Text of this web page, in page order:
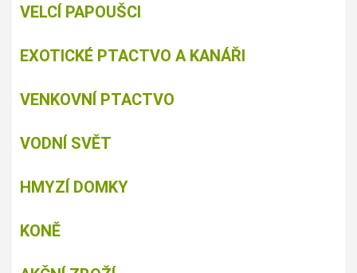
VELCÍ PAPOUŠCI
EXOTICKÉ PTACTVO A KANÁŘI
VENKOVNÍ PTACTVO
VODNÍ SVĚT
HMYZÍ DOMKY
KONĚ